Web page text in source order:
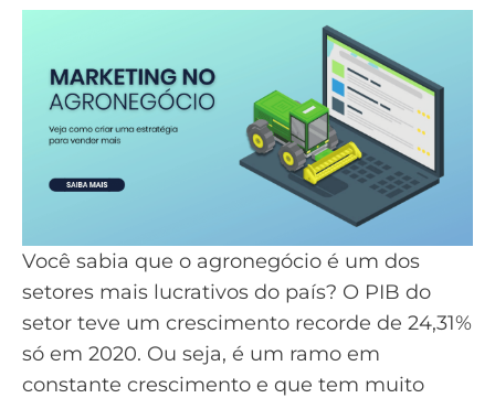
Você sabia que o agronegócio é um dos
setores mais lucrativos do país? O PIB do
setor teve um crescimento recorde de 24,31%
só em 2020. Ou seja, é um ramo em
constante crescimento e que tem muito